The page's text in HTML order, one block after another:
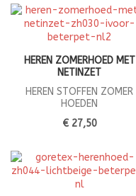
HEREN ZOMERHOED MET
NETINZET
HEREN STOFFEN ZOMER
HOEDEN
€ 27,50